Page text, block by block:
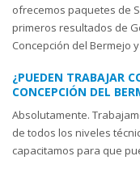
ofrecemos paquetes de
primeros resultados de
Concepción del Bermejo
¿PUEDEN TRABAJAR
CONCEPCIÓN DEL
Absolutamente.
de todos los niveles
capacitamos para que